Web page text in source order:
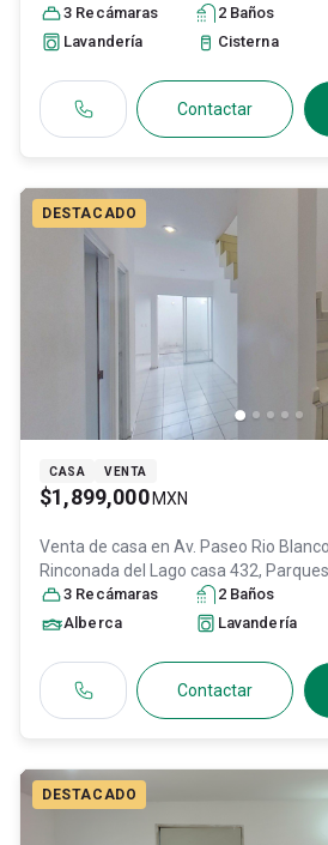
45150, Col. Los Maestros,Zapopan ,
45150, ID:30095653
3 Recámaras 2 Baños
Lavandería Cisterna
Contactar
DESTACADO
CASA VENTA
$1,899,000 MXN
Venta de casa en Av. Paseo Rio
Rinconada del Lago casa 432,
Zapopan, Jali, Col. Parques de
México, C.P. 45200 , ID:30110986
3 Recámaras 2 Baños
Alberca Lavandería
Contactar
DESTACADO